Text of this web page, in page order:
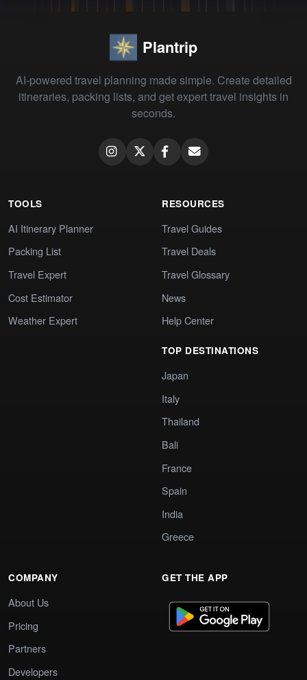
Plantrip
AI-powered travel planning made simple. Create detailed
itineraries, packing lists, and get expert travel insights in
seconds.
TOOLS
AI Itinerary Planner
Packing List
Travel Expert
Cost Estimator
Weather Expert
RESOURCES
Travel Guides
Travel Deals
Travel Glossary
News
Help Center
TOP DESTINATIONS
Japan
Italy
Thailand
Bali
France
Spain
India
Greece
COMPANY
About Us
Pricing
Partners
Developers
GET THE APP